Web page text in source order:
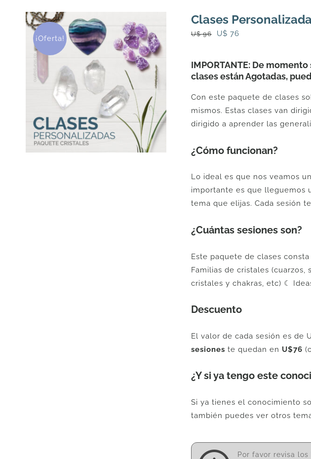
¡Oferta!
Clases
U$96
El
original
era:
96.
U$ 76El
actual
es:
76.
IMPORTANTE: De
clases están Agotadas,
Con este paquete de clases
mismos. Estas clases van
dirigido a aprender las
¿Cómo funcionan?
Lo ideal es que nos veamos
importante es que lleguemos
tema que elijas. Cada sesión
¿Cuántas sesiones son?
Este paquete de clases consta
Familias de cristales
cristales y chakras, etc) ☾
Descuento
El valor de cada sesión es de
sesiones te quedan en U$76
¿Y si ya tengo este
Si ya tienes el conocimiento
también puedes ver otros
Por favor revisa los